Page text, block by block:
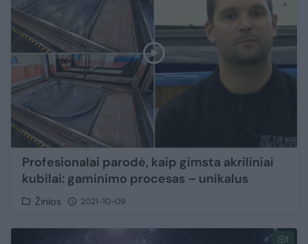
Profesionalai parodė, kaip gimsta akriliniai
kubilai: gaminimo procesas – unikalus
Žinios 2021-10-09
1